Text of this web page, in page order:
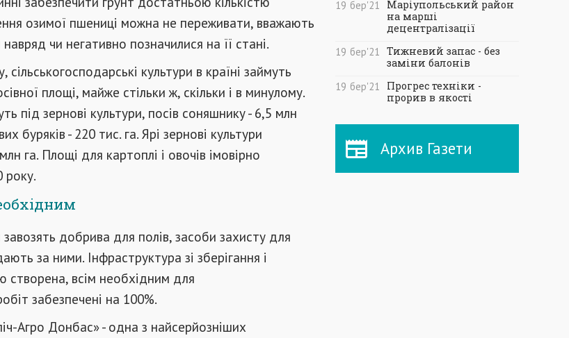
озимої пшениці можна не переживати, вважають
чи негативно позначилися на її стані.
культури в країні займуть
площі, майже стільки ж, скільки і в минулому.
під зернові культури, посів соняшнику - 6,5 млн
буряків - 220 тис. га. Ярі зернові культури
​​га. Площі для картоплі і овочів імовірно
року.
добрива для полів, засоби захисту для
за ними. Інфраструктура зі зберігання і
створена, всім необхідним для
забезпечені на 100%.
Агро Донбас» - одна з найсерйозніших
19 бер'21
Маріупольський район
на марші
децентралізації
19 бер'21 Тижневий запас - без
заміни балонів
19 бер'21
Прогрес техніки -
прорив в якості
Архив Газети